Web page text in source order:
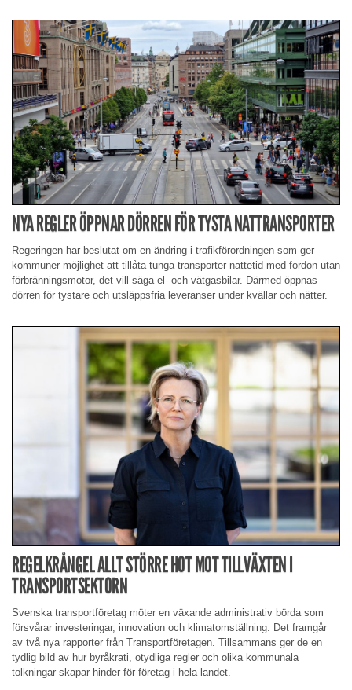
NYA REGLER ÖPPNAR DÖRREN FÖR TYSTA NATTRANSPORTER
Regeringen har beslutat om en ändring i trafikförordningen som ger
kommuner möjlighet att tillåta tunga transporter nattetid med fordon utan
förbränningsmotor, det vill säga el- och vätgasbilar. Därmed öppnas
dörren för tystare och utsläppsfria leveranser under kvällar och nätter.
REGELKRÅNGEL ALLT STÖRRE HOT MOT TILLVÄXTEN I
TRANSPORTSEKTORN
Svenska transportföretag möter en växande administrativ börda som
försvårar investeringar, innovation och klimatomställning. Det framgår
av två nya rapporter från Transportföretagen. Tillsammans ger de en
tydlig bild av hur byråkrati, otydliga regler och olika kommunala
tolkningar skapar hinder för företag i hela landet.